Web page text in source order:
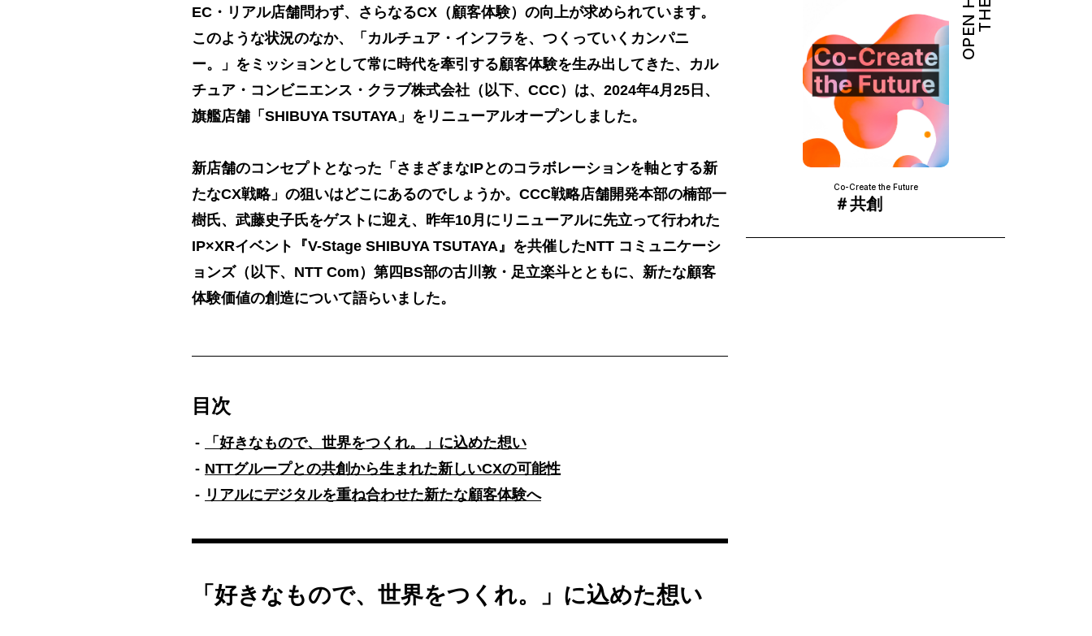
EC・リアル店舗問わず、さらなるCX（顧客体験）の向上が求められています。
このような状況のなか、「カルチュア・インフラを、つくっていくカンパニ
ー。」をミッションとして常に時代を牽引する顧客体験を生み出してきた、カル
チュア・コンビニエンス・クラブ株式会社（以下、CCC）は、2024年4月25日、
旗艦店舗「SHIBUYA TSUTAYA」をリニューアルオープンしました。
新店舗のコンセプトとなった「さまざまなIPとのコラボレーションを軸とする新
たなCX戦略」の狙いはどこにあるのでしょうか。CCC戦略店舗開発本部の楠部一
樹氏、武藤史子氏をゲストに迎え、昨年10月にリニューアルに先立って行われた
IP×XRイベント『V-Stage SHIBUYA TSUTAYA』を共催したNTT コミュニケーシ
ョンズ（以下、NTT Com）第四BS部の古川敦・足立楽斗とともに、新たな顧客
体験価値の創造について語らいました。
目次
「好きなもので、世界をつくれ。」に込めた想い
NTTグループとの共創から生まれた新しいCXの可能性
リアルにデジタルを重ね合わせた新たな顧客体験へ
「好きなもので、世界をつくれ。」に込めた想い
Co-Create the Future
＃共創